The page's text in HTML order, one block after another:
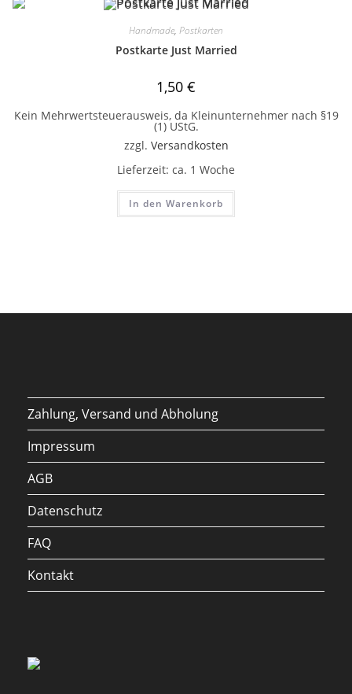
Handmade, Postkarten
Postkarte Just Married
1,50 €
Kein Mehrwertsteuerausweis, da Kleinunternehmer nach §19
(1) UStG.
zzgl. Versandkosten
Lieferzeit: ca. 1 Woche
In den Warenkorb
Zahlung, Versand und Abholung
Impressum
AGB
Datenschutz
FAQ
Kontakt